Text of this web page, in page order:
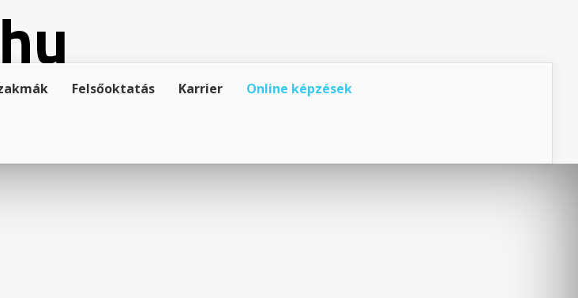
Felsőoktatás Karrier Online képzések